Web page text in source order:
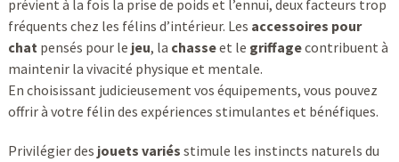
prévient à la fois la prise de poids et l’ennui, deux facteurs trop
fréquents chez les félins d’intérieur. Les accessoires pour
chatpensés pour le jeu, la chasseet le griffagecontribuent à
maintenir la vivacité physique et mentale.
En choisissant judicieusement vos équipements, vous pouvez
offrir à votre félin des expériences stimulantes et bénéfiques.
Privilégier des jouets variés stimule les instincts naturels du